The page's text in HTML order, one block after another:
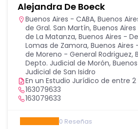
Alejandra De Boeck
Buenos Aires - CABA, Buenos
de Gral. San Martín, Buenos
de La Matanza, Buenos Aires -
Lomas de Zamora, Buenos Aires
de Moreno - General Rodriguez,
Depto. Judicial de Morón,
Judicial de San Isidro
En un Estudio Jurídico de entre
163079633
163079633
0 Reseñas